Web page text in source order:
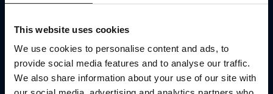
This website uses cookies
We use cookies to personalise content and ads, to
provide social media features and to analyse our traffic.
We also share information about your use of our site with